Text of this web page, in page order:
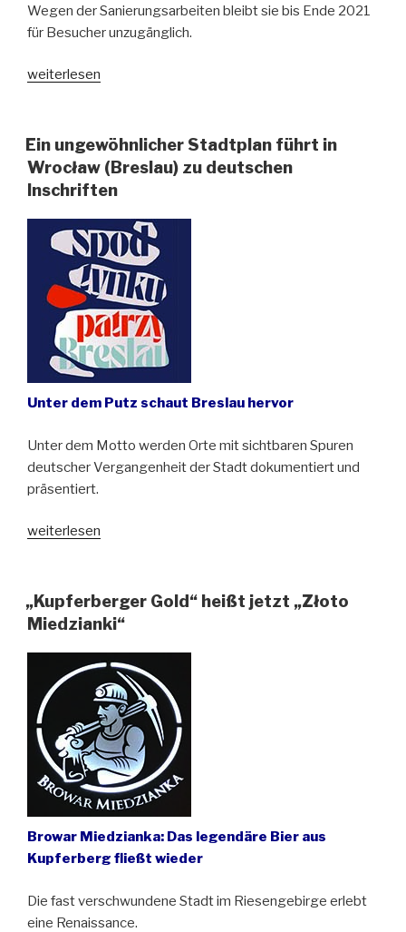
Jahren
aufgestellt“
Wegen der Sanierungsarbeiten bleibt sie bis Ende 2021
für Besucher unzugänglich.
„Die
Leopoldina
in
Wrocław
saniert“
weiterlesen
Ein ungewöhnlicher Stadtplan führt in
Wrocław (Breslau) zu deutschen
Inschriften
Unter dem Putz schaut Breslau hervor
Unter dem Motto werden Orte mit sichtbaren Spuren
deutscher Vergangenheit der Stadt dokumentiert und
präsentiert.
„Ein
führt
in
deutschen
Inschriften“
weiterlesen
„Kupferberger Gold“ heißt jetzt „Złoto
Miedzianki“
Browar Miedzianka: Das legendäre Bier aus
Kupferberg fließt wieder
Die fast verschwundene Stadt im Riesengebirge erlebt
eine Renaissance.